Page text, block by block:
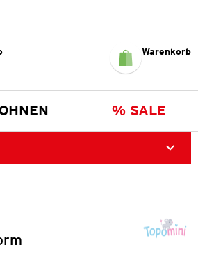
Warenkorb
% SALE